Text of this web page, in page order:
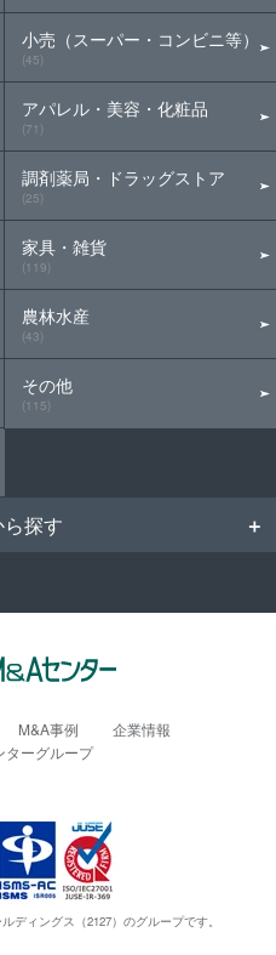
小売（スーパー・コンビニ等）
(45)
アパレル・美容・化粧品
(71)
調剤薬局・ドラッグストア
(25)
家具・雑貨
(119)
農林水産
(43)
その他
(115)
探す
M&A事例
企業情報
ターグループ
ディングス（2127）のグループです。